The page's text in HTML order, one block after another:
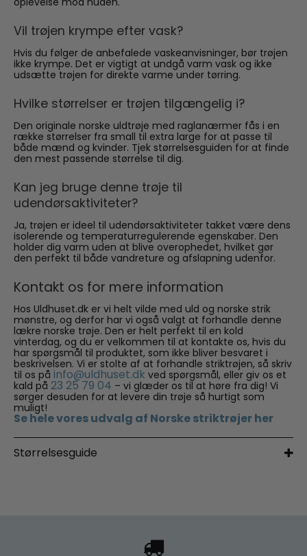
Vil trøjen krympe efter vask?
Hvis du følger de anbefalede vaskeanvisninger, bør trøjen
ikke krympe. Det er vigtigt at undgå varm vask og ikke
udsætte trøjen for direkte varme under tørring.
Hvilke størrelser er trøjen tilgængelig i?
Den originale norske uldtrøje med raglanærmer fås i en
række størrelser fra small til extra large for at passe til
både mænd og kvinder. Tjek størrelsesguiden for at finde
den mest passende størrelse til dig.
Kan jeg bruge denne trøje til
udendørsaktiviteter?
Ja, trøjen er ideel til udendørsaktiviteter takket være dens
isolerende og temperaturregulerende egenskaber. Den
holder dig varm uden at blive overophedet, hvilket gør
den perfekt til både vandreture og afslapning udenfor.
Kontakt os for mere information
Hos Uldhuset.dk er vi helt vilde med uld og norske strik
mønstre, og derfor har vi også valgt at forhandle denne
lækre norske trøje. Den er helt perfekt til en kold
vinterdag, og du er velkommen til at kontakte os, hvis du
har spørgsmål til produktet, som ikke bliver besvaret i
beskrivelsen. Vi er stolte af at forhandle striktrøjen, så skriv
til os på info@uldhuset.dk ved spørgsmål, eller giv os et
kald på 23 25 79 04 – vi glæder os til at høre fra dig! Vi
sørger desuden for at levere din trøje så hurtigt som
muligt!
Se hele vores udvalg af Norske striktrøjer her
Størrelsesguide